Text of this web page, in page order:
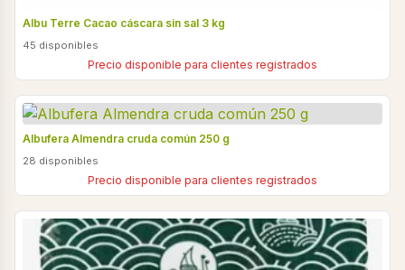
Albu Terre Cacao cáscara sin sal 3 kg
45 disponibles
Precio disponible para clientes registrados
Albufera Almendra cruda común 250 g
28 disponibles
Precio disponible para clientes registrados